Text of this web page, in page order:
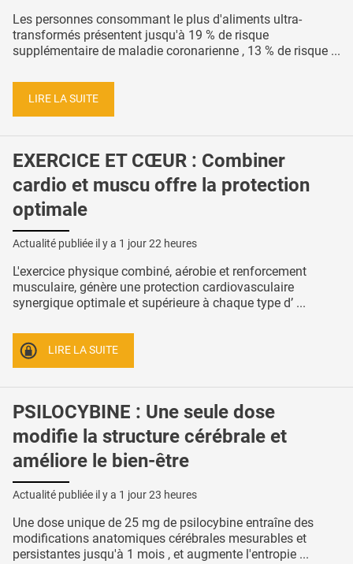
Les personnes consommant le plus d'aliments ultra-
transformés présentent jusqu'à 19 % de risque
supplémentaire de maladie coronarienne , 13 % de risque ...
LIRE LA SUITE
EXERCICE ET CŒUR : Combiner
cardio et muscu offre la protection
optimale
Actualité publiée il y a 1 jour 22 heures
L'exercice physique combiné, aérobie et renforcement
musculaire, génère une protection cardiovasculaire
synergique optimale et supérieure à chaque type d’ ...
LIRE LA SUITE
PSILOCYBINE : Une seule dose
modifie la structure cérébrale et
améliore le bien-être
Actualité publiée il y a 1 jour 23 heures
Une dose unique de 25 mg de psilocybine entraîne des
modifications anatomiques cérébrales mesurables et
persistantes jusqu'à 1 mois , et augmente l'entropie ...